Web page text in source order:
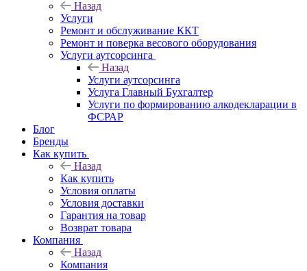
Назад
Услуги
Ремонт и обслуживание ККТ
Ремонт и поверка весового оборудования
Услуги аутсорсинга
Назад
Услуги аутсорсинга
Услуга Главный Бухгалтер
Услуги по формированию алкодекларации в
ФСРАР
Блог
Бренды
Как купить
Назад
Как купить
Условия оплаты
Условия доставки
Гарантия на товар
Возврат товара
Компания
Назад
Компания